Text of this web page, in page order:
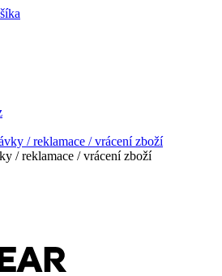
/ reklamace / vrácení zboží
/ reklamace / vrácení zboží